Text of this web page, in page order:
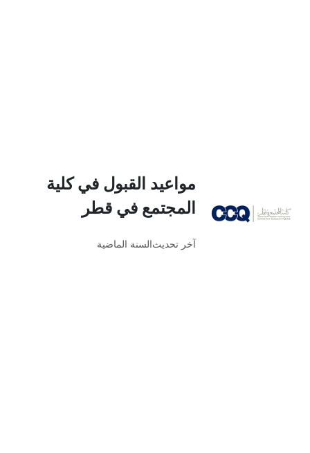
مواعيد القبول في كلية
المجتمع في قطر
آخر تحديث السنة الماضية